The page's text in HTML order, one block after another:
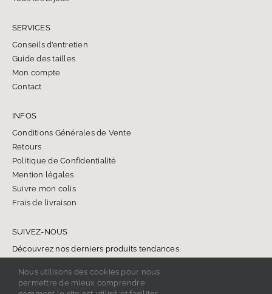
SERVICES
Conseils d’entretien
Guide des tailles
Mon compte
Contact
INFOS
Conditions Générales de Vente
Retours
Politique de Confidentialité
Mention légales
Suivre mon colis
Frais de livraison
SUIVEZ-NOUS
Découvrez nos derniers produits tendances
Nous utilisons des cookies pour nous
permettre de mieux comprendre